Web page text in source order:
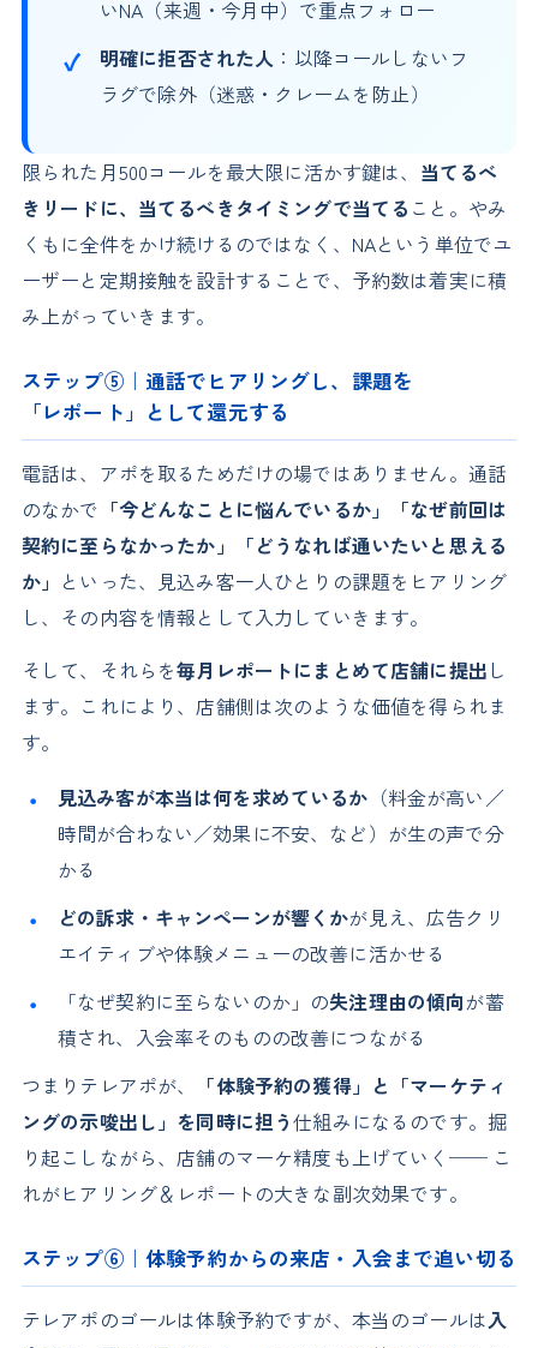
いNA（来週・今月中）で重点フォロー
明確に拒否された人 ：以降コールしないフ
ラグで除外（迷惑・クレームを防止）
限られた月500コールを最大限に活かす鍵は、 当てるべ
きリードに、当てるべきタイミングで当てる こと。やみ
くもに全件をかけ続けるのではなく、NAという単位でユ
ーザーと定期接触を設計することで、予約数は着実に積
み上がっていきます。
ステップ⑤｜通話でヒアリングし、課題を
「レポート」として還元する
電話は、アポを取るためだけの場ではありません。通話
のなかで 「今どんなことに悩んでいるか」「なぜ前回は
契約に至らなかったか」「どうなれば通いたいと思える
か」 といった、見込み客一人ひとりの課題をヒアリング
し、その内容を情報として入力していきます。
そして、それらを毎月レポートにまとめて店舗に提出 し
ます。これにより、店舗側は次のような価値を得られま
す。
見込み客が本当は何を求めているか （料金が高い／
時間が合わない／効果に不安、など）が生の声で分
かる
どの訴求・キャンペーンが響くかが見え、広告クリ
エイティブや体験メニューの改善に活かせる
「なぜ契約に至らないのか」の失注理由の傾向が蓄
積され、入会率そのものの改善につながる
つまりテレアポが、
「体験予約の獲得」と「マーケティ
ングの示唆出し」を同時に担う仕組みになるのです。掘
り起こしながら、店舗のマーケ精度も上げていく── こ
れがヒアリング＆レポートの大きな副次効果です。
ステップ⑥｜体験予約からの来店・入会まで追い切る
テレアポのゴールは体験予約ですが、本当のゴールは入